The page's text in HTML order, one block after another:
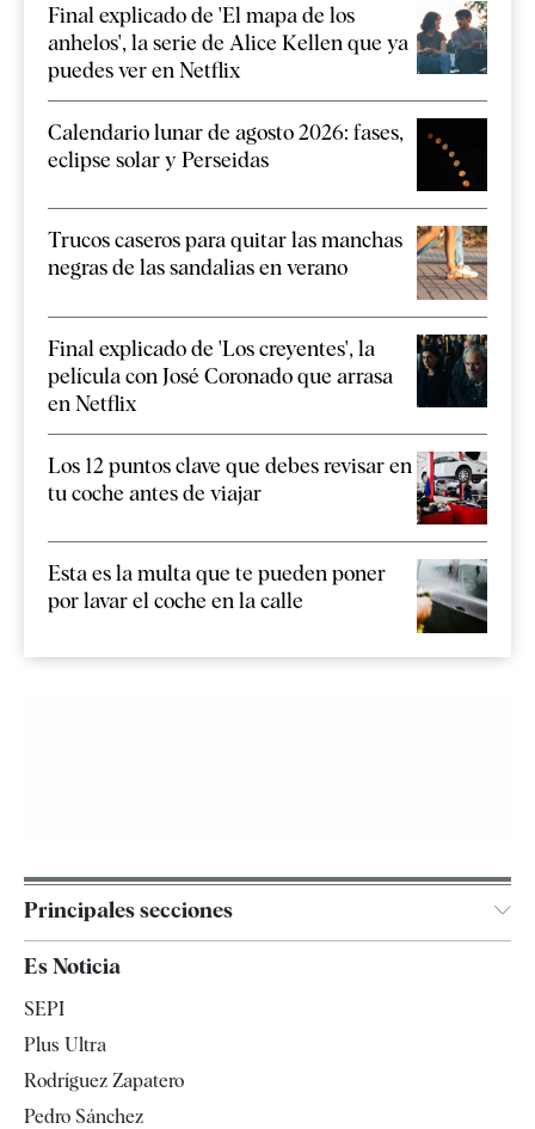
Final explicado de 'El mapa de los
anhelos', la serie de Alice Kellen que ya
puedes ver en Netflix
Calendario lunar de agosto 2026: fases,
eclipse solar y Perseidas
Trucos caseros para quitar las manchas
negras de las sandalias en verano
Final explicado de 'Los creyentes', la
película con José Coronado que arrasa
en Netflix
Los 12 puntos clave que debes revisar en
tu coche antes de viajar
Esta es la multa que te pueden poner
por lavar el coche en la calle
Principales secciones
España
Televisión
Es Noticia
SEPI
Plus Ultra
Rodríguez Zapatero
Pedro Sánchez